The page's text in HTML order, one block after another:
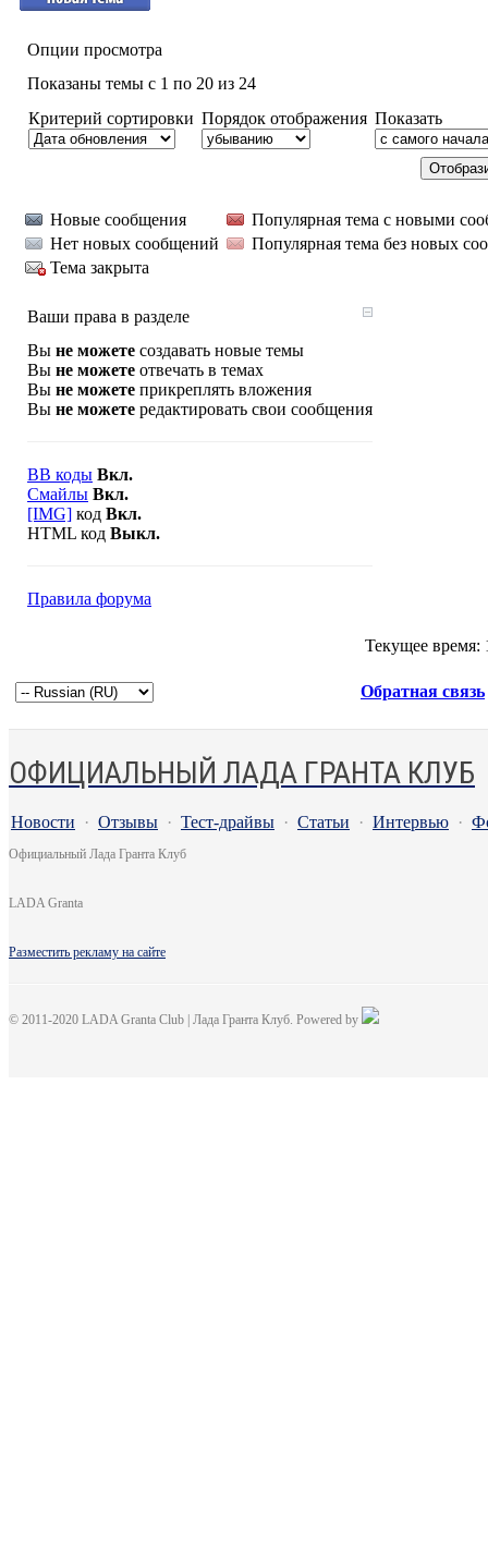
Опции просмотра
Показаны темы с 1 по 20 из 24
Критерий сортировки Порядок отображения Показать
Новые сообщения
Популярная тема с новыми
Нет новых сообщений
Популярная тема без новых
Тема закрыта
Ваши права в разделе
Вы не можете создавать новые темы
Вы не можете отвечать в темах
Вы не можете прикреплять вложения
Вы не можете редактировать свои сообщения
BB коды Вкл.
Смайлы Вкл.
[IMG] код Вкл.
HTML код Выкл.
Правила форума
Текущее время:
Обратная связь
ОФИЦИАЛЬНЫЙ ЛАДА ГРАНТА КЛУБ
Новости · Отзывы · Тест-драйвы · Статьи · Интервью ·
Официальный Лада Гранта Клуб
LADA Granta
Разместить рекламу на сайте
© 2011-2020 LADA Granta Club | Лада Гранта Клуб. Powered by